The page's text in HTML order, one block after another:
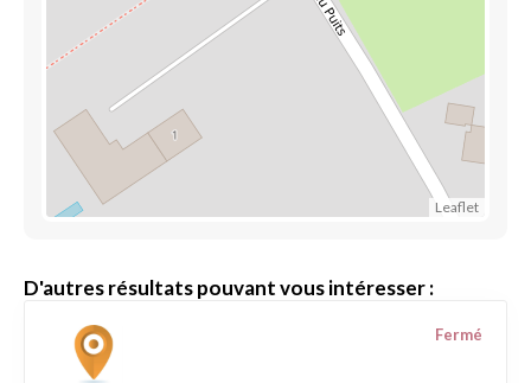
Leaflet
D'autres résultats pouvant vous intéresser :
Fermé